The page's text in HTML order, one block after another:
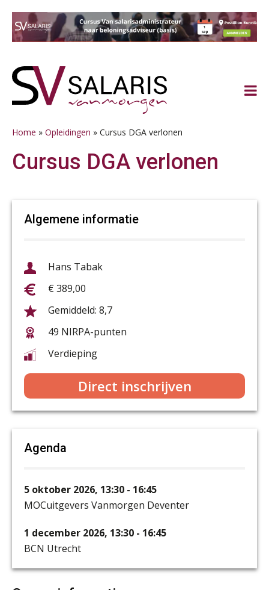
naar
hoofdnavigatie
naar
hoofd
naar
eerste
naar
voettekst
Home » Opleidingen » Cursus DGA verlonen
Cursus DGA verlonen
Algemene informatie
Hans Tabak
€ 389,00
8,7
49 NIRPA-punten
Verdieping
Direct inschrijven
Agenda
5 oktober 2026, 13:30 - 16:45
MOCuitgevers Vanmorgen Deventer
1 december 2026, 13:30 - 16:45
BCN Utrecht